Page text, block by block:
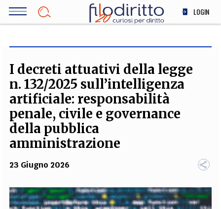
Salta
LOGIN
SOCIETÀ
MEDICINA
SCIENZA
STORIA E FILOSOFIA
INNOVAZIONE
ALTRO
FILODIRITTO REDAZIONE COMITATO SCIENTIFICO AUTORI CURATORI
FOTOGRAFI PARTNER COLLABORA CON NOI
I decreti attuativi della legge
n. 132/2025 sull’intelligenza
artificiale: responsabilità
penale, civile e governance
della pubblica
amministrazione
23 Giugno 2026